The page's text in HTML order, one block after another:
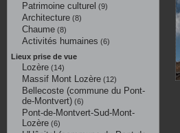
Patrimoine culturel (9)
Architecture (8)
Chaume (8)
Activités humaines (6)
Lieux prise de vue
Lozère (14)
Massif Mont Lozère (12)
Bellecoste (commune du Pont-
de-Montvert) (6)
Pont-de-Montvert-Sud-Mont-
Lozère (6)